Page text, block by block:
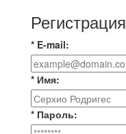
Регистрация
* E-mail:
* Имя:
* Пароль: